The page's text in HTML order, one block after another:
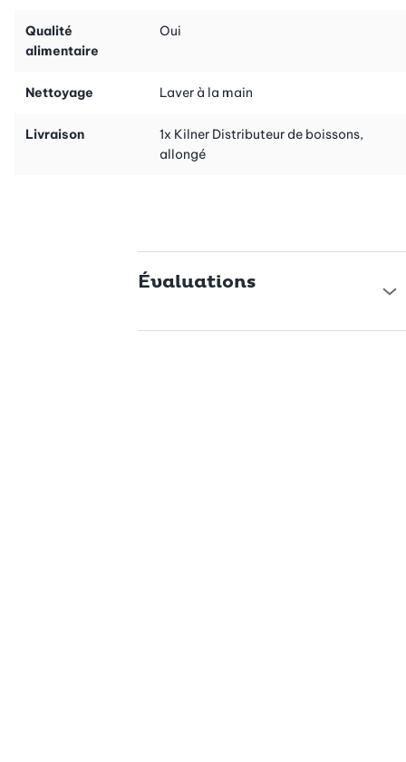
Qualité
alimentaire
Oui
Nettoyage Laver à la main
Livraison
1x Kilner Distributeur de boissons,
allongé
Évaluations